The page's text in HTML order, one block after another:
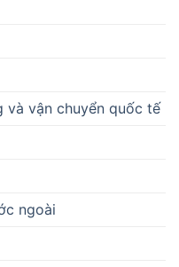
và vận chuyển quốc tế
ngoài